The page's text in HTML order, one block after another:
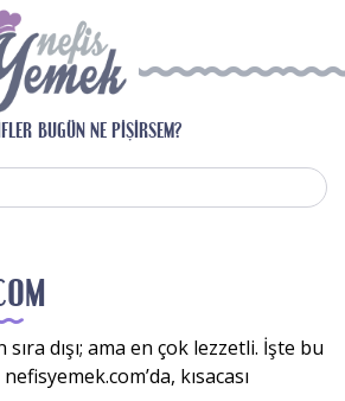
BUGÜN NE PIŞIRSEM?
dışı; ama en çok lezzetli. İşte bu
kısacası